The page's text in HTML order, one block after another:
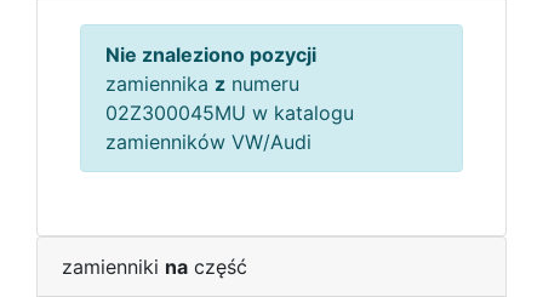
Nie znaleziono pozycji
zamiennika z numeru
02Z300045MU w katalogu
zamienników VW/Audi
zamienniki na część